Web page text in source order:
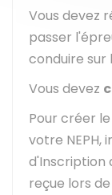
Vous devez
passer
conduire sur
Vous devez
Pour créer
votre NEPH,
d'Inscription
reçue lors